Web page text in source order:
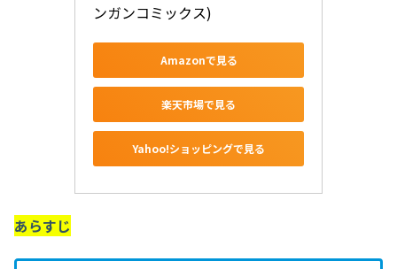
ンガンコミックス)
Amazonで見る
楽天市場で見る
Yahoo!ショッピングで見る
あらすじ